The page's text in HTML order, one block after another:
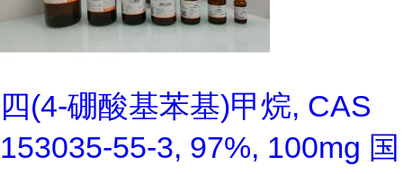
四(4-硼酸基苯基)甲烷, CAS
153035-55-3, 97%, 100mg 国